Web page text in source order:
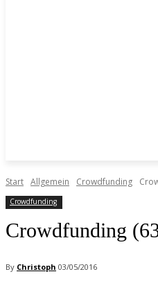
Start Allgemein Crowdfunding
Crowdfunding
Crowdfunding
By Christoph 03/05/2016